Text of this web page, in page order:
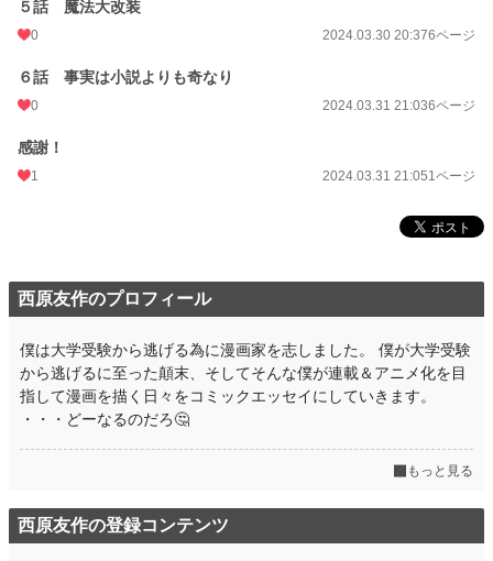
５話 魔法大改装
0 2024.03.30 20:376ページ
６話 事実は小説よりも奇なり
0 2024.03.31 21:036ページ
感謝！
1 2024.03.31 21:051ページ
西原友作のプロフィール
僕は大学受験から逃げる為に漫画家を志しました。 僕が大学受験
から逃げるに至った顛末、そしてそんな僕が連載＆アニメ化を目
指して漫画を描く日々をコミックエッセイにしていきます。
・・・どーなるのだろ🤔
もっと見る
西原友作の登録コンテンツ